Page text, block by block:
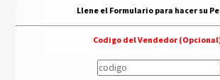
Llene el Formulario para hacer su
Codigo del Vendedor